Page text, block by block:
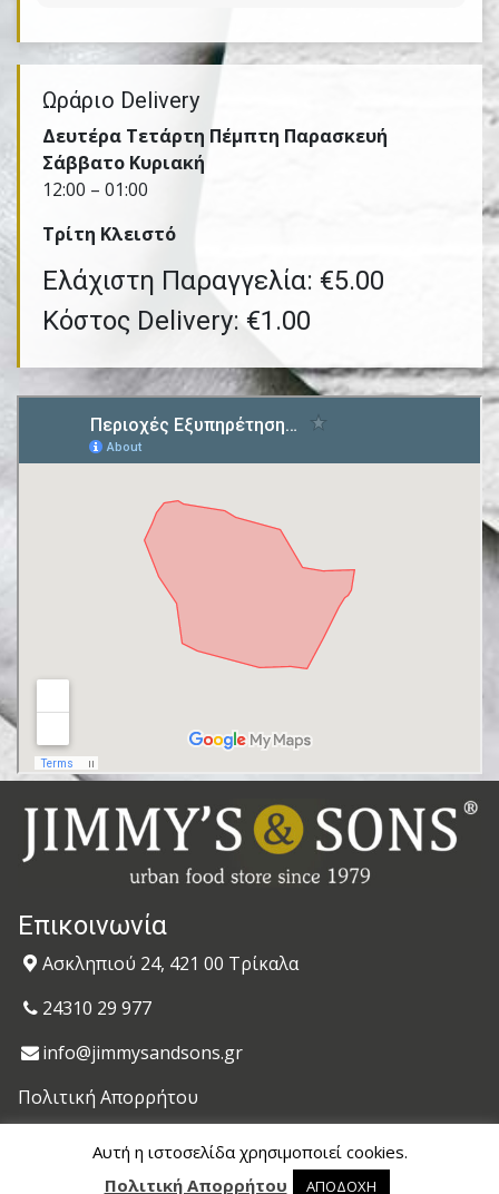
Ωράριο Delivery
Δευτέρα Τετάρτη Πέμπτη Παρασκευή
Σάββατο Κυριακή
12:00 – 01:00
Τρίτη Kλειστό
Ελάχιστη Παραγγελία: €5.00
Κόστος Delivery: €1.00
Επικοινωνία
Ασκληπιού 24, 421 00 Τρίκαλα
24310 29 977
info@jimmysandsons.gr
Πολιτική Απορρήτου
© 2020 jimmysandsons.gr. All Rights Reserved.
Αυτή η ιστοσελίδα χρησιμοποιεί cookies.
Πολιτική Απορρήτου
ΑΠΟΔΟΧΗ